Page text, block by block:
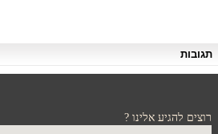
תגובות
רוצים להגיע אלינו ?